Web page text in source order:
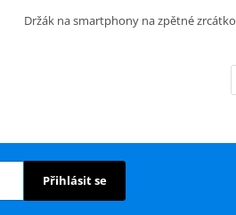
Držák na smartphony na zpětné zrcátko
Přihlásit se